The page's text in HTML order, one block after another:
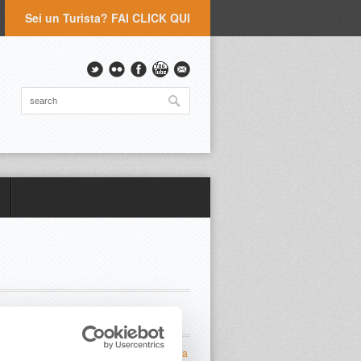
Sei un Turista? FAI CLICK QUI
Weekend conclusivo per”La Terrazza della